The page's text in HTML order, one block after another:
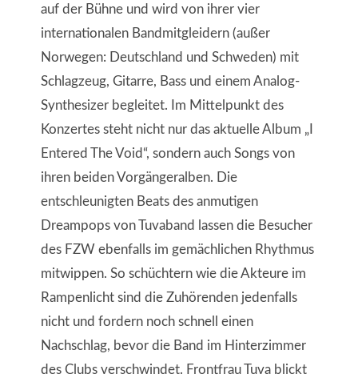
auf der Bühne und wird von ihrer vier
internationalen Bandmitgleidern (außer
Norwegen: Deutschland und Schweden) mit
Schlagzeug, Gitarre, Bass und einem Analog-
Synthesizer begleitet. Im Mittelpunkt des
Konzertes steht nicht nur das aktuelle Album „I
Entered The Void“, sondern auch Songs von
ihren beiden Vorgängeralben. Die
entschleunigten Beats des anmutigen
Dreampops von Tuvaband lassen die Besucher
des FZW ebenfalls im gemächlichen Rhythmus
mitwippen. So schüchtern wie die Akteure im
Rampenlicht sind die Zuhörenden jedenfalls
nicht und fordern noch schnell einen
Nachschlag, bevor die Band im Hinterzimmer
des Clubs verschwindet. Frontfrau Tuva blickt